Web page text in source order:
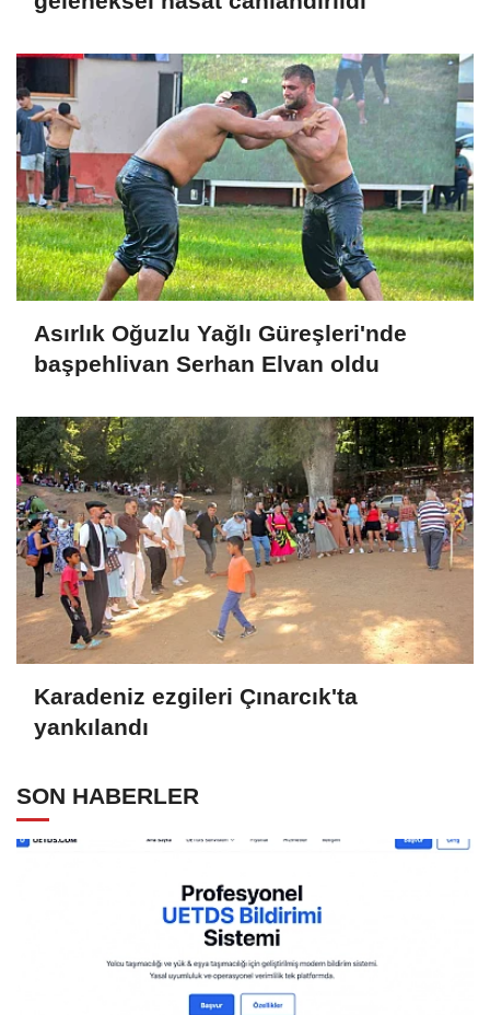
Asırlık Oğuzlu Yağlı Güreşleri'nde
başpehlivan Serhan Elvan oldu
Karadeniz ezgileri Çınarcık'ta
yankılandı
SON HABERLER